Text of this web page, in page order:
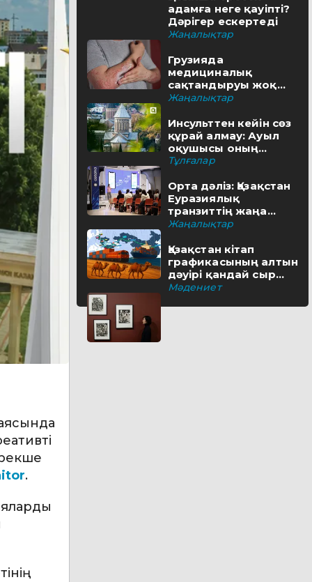
.
адамға неге қауіпті?
Дәрігер ескертеді
Жаңалықтар
Грузияда
медициналық
сақтандыруы жоқ
туристерге айыппұл
Жаңалықтар
Инсульттен кейін сөз
құрай алмау: Ауыл
оқушысы оның
шешімін тапты
Тұлғалар
Орта дәліз: Қазақстан
Еуразиялық
транзиттің жаңа
бағытын қалай салып
Жаңалықтар
Қазақстан кітап
графикасының алтын
дәуірі қандай сыр
бүгіп жатыр?
Мәдениет